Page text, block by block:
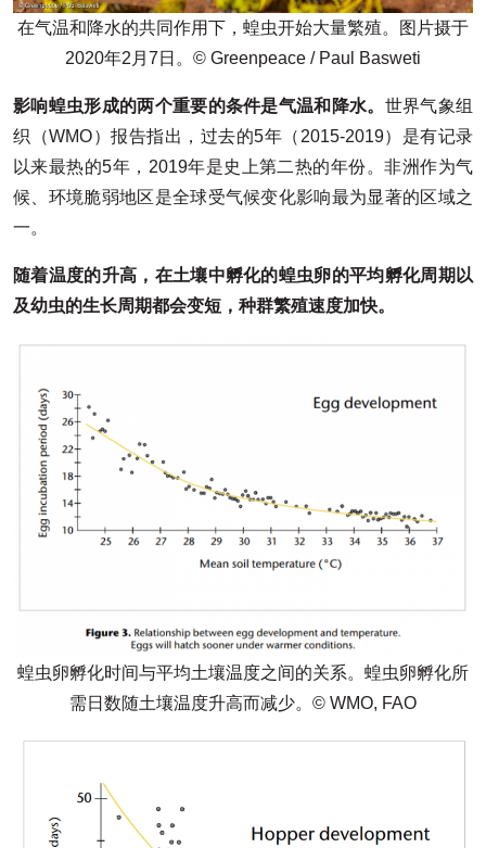
在气温和降水的共同作用下，蝗虫开始大量繁殖。图片摄于
2020年2月7日。© Greenpeace / Paul Basweti
影响蝗虫形成的两个重要的条件是气温和降水。 世界气象组
织（WMO）报告指出，过去的5年（2015-2019）是有记录
以来最热的5年，2019年是史上第二热的年份。非洲作为气
候、环境脆弱地区是全球受气候变化影响最为显著的区域之
一。
随着温度的升高，在土壤中孵化的蝗虫卵的平均孵化周期以
及幼虫的生长周期都会变短，种群繁殖速度加快。
蝗虫卵孵化时间与平均土壤温度之间的关系。蝗虫卵孵化所
需日数随土壤温度升高而减少。© WMO, FAO